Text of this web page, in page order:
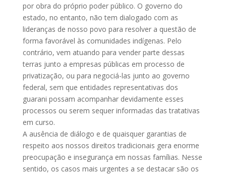
por obra do próprio poder público. O governo do
estado, no entanto, não tem dialogado com as
lideranças de nosso povo para resolver a questão de
forma favorável às comunidades indígenas. Pelo
contrário, vem atuando para vender parte dessas
terras junto a empresas públicas em processo de
privatização, ou para negociá-las junto ao governo
federal, sem que entidades representativas dos
guarani possam acompanhar devidamente esses
processos ou serem sequer informadas das tratativas
em curso.
A ausência de diálogo e de quaisquer garantias de
respeito aos nossos direitos tradicionais gera enorme
preocupação e insegurança em nossas famílias. Nesse
sentido, os casos mais urgentes a se destacar são os